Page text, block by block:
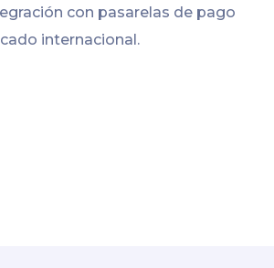
con pasarelas de pago
internacional.